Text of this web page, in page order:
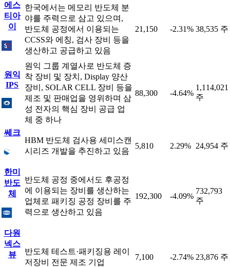
에스
티아
이
한국에서는 메모리 반도체 분
야를 주력으로 삼고 있으며,
반도체 공정에서 이용되는
CCSS와 에칭, 검사 장비 등을
생산하고 공급하고 있음
21,150 -2.31% 38,535 주
원익
IPS
원익 그룹 계열사로 반도체 증
착 장비 및 장치, Display 양산
장비, SOLAR CELL 장비 등을
제조 및 판매업을 영위하며 삼
성 전자의 핵심 장비 공급 업
체 중 하나
88,300 -4.64%
1,114,021
주
쎄크
HBM 반도체 검사용 세미스캔
시리즈 개발을 추진하고 있음
5,810 2.29% 24,954 주
한미
반도
체
반도체 공정 중에서도 후공정
에 이용되는 장비를 생산하는
업체로 패키징 공정 장비를 주
력으로 생산하고 있음
192,300 -4.09%
732,793
주
다원
넥스
뷰
반도체 테스트·패키징용 레이
저장비 전문 제조 기업
7,100 -2.74% 23,876 주